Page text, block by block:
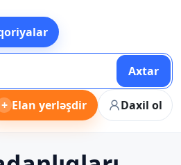
Axtar
+ Elan yerləşdir Daxil ol